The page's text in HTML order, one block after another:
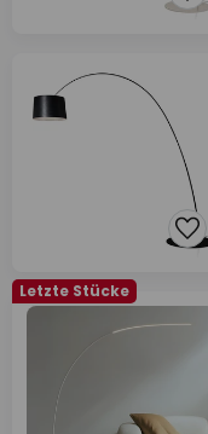
Letzte Stücke